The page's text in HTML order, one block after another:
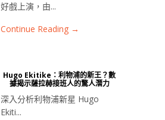
好戲上演，由...
Continue Reading →
Hugo Ekitike：利物浦的新王？數
據揭示薩拉赫接班人的驚人潛力
深入分析利物浦新星 Hugo
Ekiti...